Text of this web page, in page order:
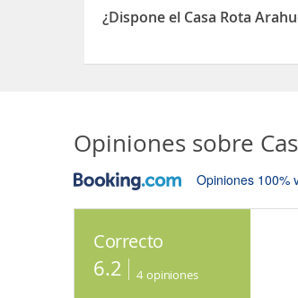
¿Dispone el Casa Rota
Opiniones sobre
Opiniones 100%
Correcto
6.2 4 opiniones